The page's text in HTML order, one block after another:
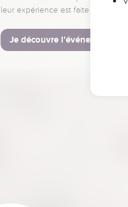
leur expérience est faite pour vous.
Je découvre l’événement